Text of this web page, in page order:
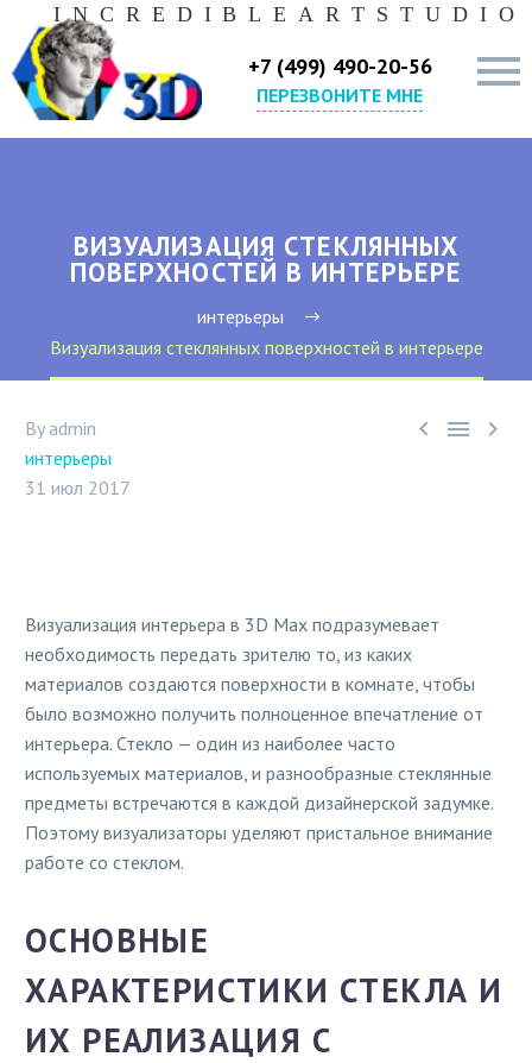
I N C R E D I B L E A R T S T U D I O
+7 (499) 490-20-56
ПЕРЕЗВОНИТЕ МНЕ
ВИЗУАЛИЗАЦИЯ СТЕКЛЯННЫХ
ПОВЕРХНОСТЕЙ В ИНТЕРЬЕРЕ
интерьеры
Визуализация стеклянных поверхностей в интерьере
  
By admin
интерьеры
31 июл 2017
Визуализация интерьера в 3D Max подразумевает
необходимость передать зрителю то, из каких
материалов создаются поверхности в комнате, чтобы
было возможно получить полноценное впечатление от
интерьера. Стекло — один из наиболее часто
используемых материалов, и разнообразные стеклянные
предметы встречаются в каждой дизайнерской задумке.
Поэтому визуализаторы уделяют пристальное внимание
работе со стеклом.
ОСНОВНЫЕ
ХАРАКТЕРИСТИКИ СТЕКЛА И
ИХ РЕАЛИЗАЦИЯ С